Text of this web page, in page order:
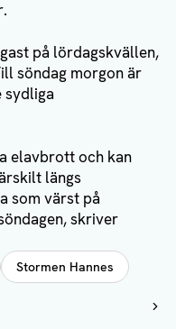
på lördagskvällen,
söndag morgon är
sydliga
elavbrott och kan
längs
som värst på
skriver
Stormen Hannes